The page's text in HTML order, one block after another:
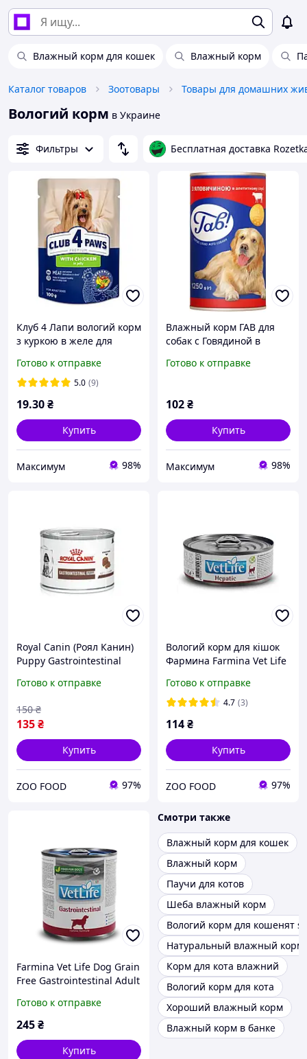
Влажный корм для кошек Влажный корм
Каталог товаров Зоотовары
Вологий корм в Украине
Фильтры Бесплатная доставка
Клуб 4 Лапи вологий корм
з куркою в желе для
порід 100 г
Готово к отправке
5.0 (9)
19.30₴
Купить
Максимум 98%
Влажный корм ГАВ для
собак с Говядиной в
Готово к отправке
102₴
Купить
Максимум 98%
Royal Canin (Роял Канин)
Puppy Gastrointestinal
лечебный корм для
пищеварения с мясом
Готово к отправке
135₴
150 ₴
Купить
ZOO FOOD 97%
Вологий корм для кішок
Фармина Farmina Vet Life
дієтичний при печінковій
недостатності 85 г
Готово к отправке
4.7 (3)
114₴
Купить
ZOO FOOD 97%
Farmina Vet Life Dog Grain
Free Gastrointestinal Adult
лечебный беззерновой
корм для взрослых собак
Готово к отправке
245₴
Купить
Смотри также
Влажный корм для кошек
Влажный корм
Паучи для котов
Шеба влажный корм
Вологий корм для кошенят
Натуральный влажный корм
Корм для кота влажний
Вологий корм для кота
Хороший влажный корм
Влажный корм в банке